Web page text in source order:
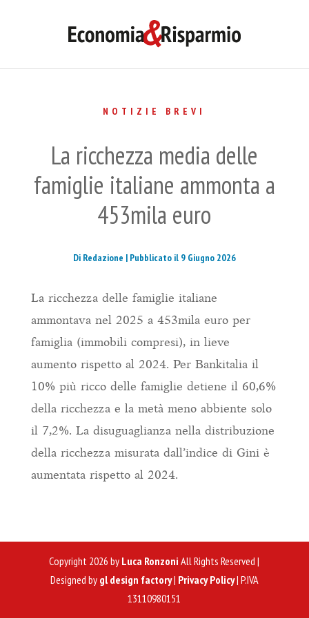
NOTIZIE BREVI
La ricchezza media delle
famiglie italiane ammonta a
453mila euro
Di Redazione | Pubblicato il 9 Giugno 2026
La ricchezza delle famiglie italiane
ammontava nel 2025 a 453mila euro per
famiglia (immobili compresi), in lieve
aumento rispetto al 2024. Per Bankitalia il
10% più ricco delle famiglie detiene il 60,6%
della ricchezza e la metà meno abbiente solo
il 7,2%. La disuguaglianza nella distribuzione
della ricchezza misurata dall’indice di Gini è
aumentata rispetto al 2024.
Copyright 2026 by Luca Ronzoni All Rights Reserved |
Designed by gl design factory| Privacy Policy| P.IVA
13110980151